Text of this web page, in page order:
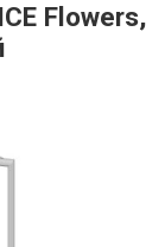
Flowers,